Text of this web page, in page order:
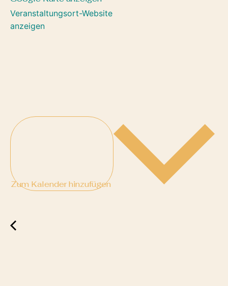
Veranstaltungsort-Website
anzeigen
Zum Kalender hinzufügen